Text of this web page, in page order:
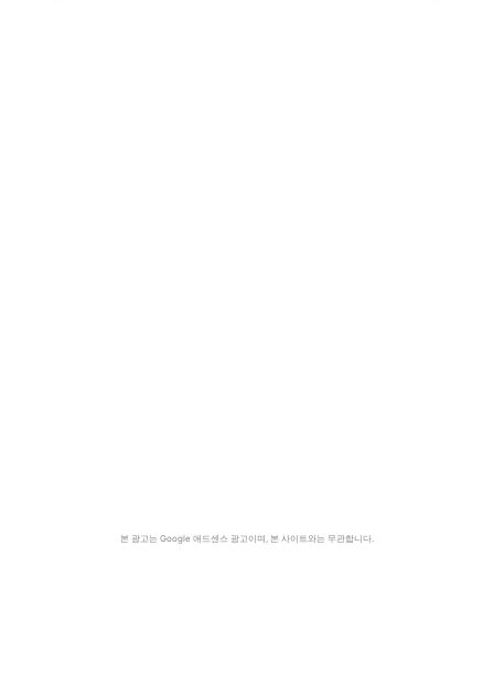
본 광고는 Google 애드센스 광고이며, 본 사이트와는 무관합니다.